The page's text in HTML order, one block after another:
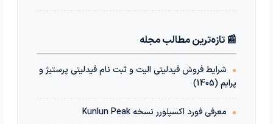
📰 تازه‌ترین مطالب مجله
• شرایط فروش فیدلیتی الیت و ثبت نام فیدلیتی پرستیژ و
پرایم (1405)
• معرفی فورد اکسپلورر نسخه Kunlun Peak